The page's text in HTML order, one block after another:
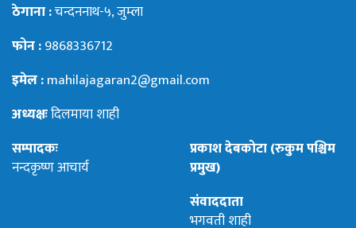
ठेगाना :चन्दननाथ-५, जुम्ला
फोन :9868336712
इमेल :mahilajagaran2@gmail.com
अध्यक्षःदिलमाया शाही
सम्पादकः
नन्दकृष्ण आचार्य
प्रकाश देबकोटा (रुकुम पश्चिम
प्रमुख)
संवाददाता
भगवती शाही